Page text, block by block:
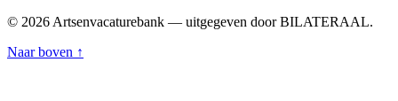
© 2026 Artsenvacaturebank — uitgegeven door BILATERAAL.
Naar boven ↑